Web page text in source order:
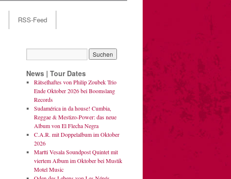
RSS-Feed
News | Tour Dates
Rätselhaftes von Philip Zoubek Trio
Ende Oktober 2026 bei Boomslang
Records
Sudamérica in da house! Cumbia,
Reggae & Mestizo-Power: das neue
Album von El Flecha Negra
C.A.R. mit Doppelalbum im Oktober
2026
Martti Vesala Soundpost Quintet mit
viertem Album im Oktober bei Mustik
Motel Music